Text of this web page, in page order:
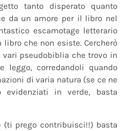
tanto disperato quanto
da un amore per il libro nel
escamotage letterario
che non esiste. Cercherò
pseudobiblia che trovo in
corredandoli quando
di varia natura (se ce ne
in verde, basta
(ti prego contribuisci!!) basta